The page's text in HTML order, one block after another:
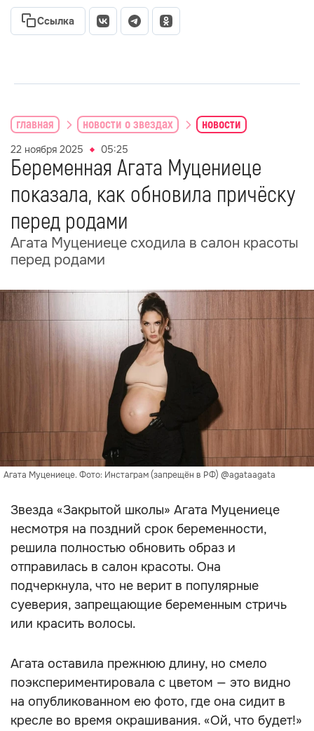
Ссылка
главная новости о звездах новости
22 ноября 2025 05:25
Беременная Агата Муцениеце
показала, как обновила причёску
перед родами
Агата Муцениеце сходила в салон красоты
перед родами
Агата Муцениеце. Фото: Инстаграм (запрещён в РФ) @agataagata
Звезда «Закрытой школы» Агата Муцениеце
несмотря на поздний срок беременности,
решила полностью обновить образ и
отправилась в салон красоты. Она
подчеркнула, что не верит в популярные
суеверия, запрещающие беременным стричь
или красить волосы.
Агата оставила прежнюю длину, но смело
поэкспериментировала с цветом — это видно
на опубликованном ею фото, где она сидит в
кресле во время окрашивания. «Ой, что будет!»